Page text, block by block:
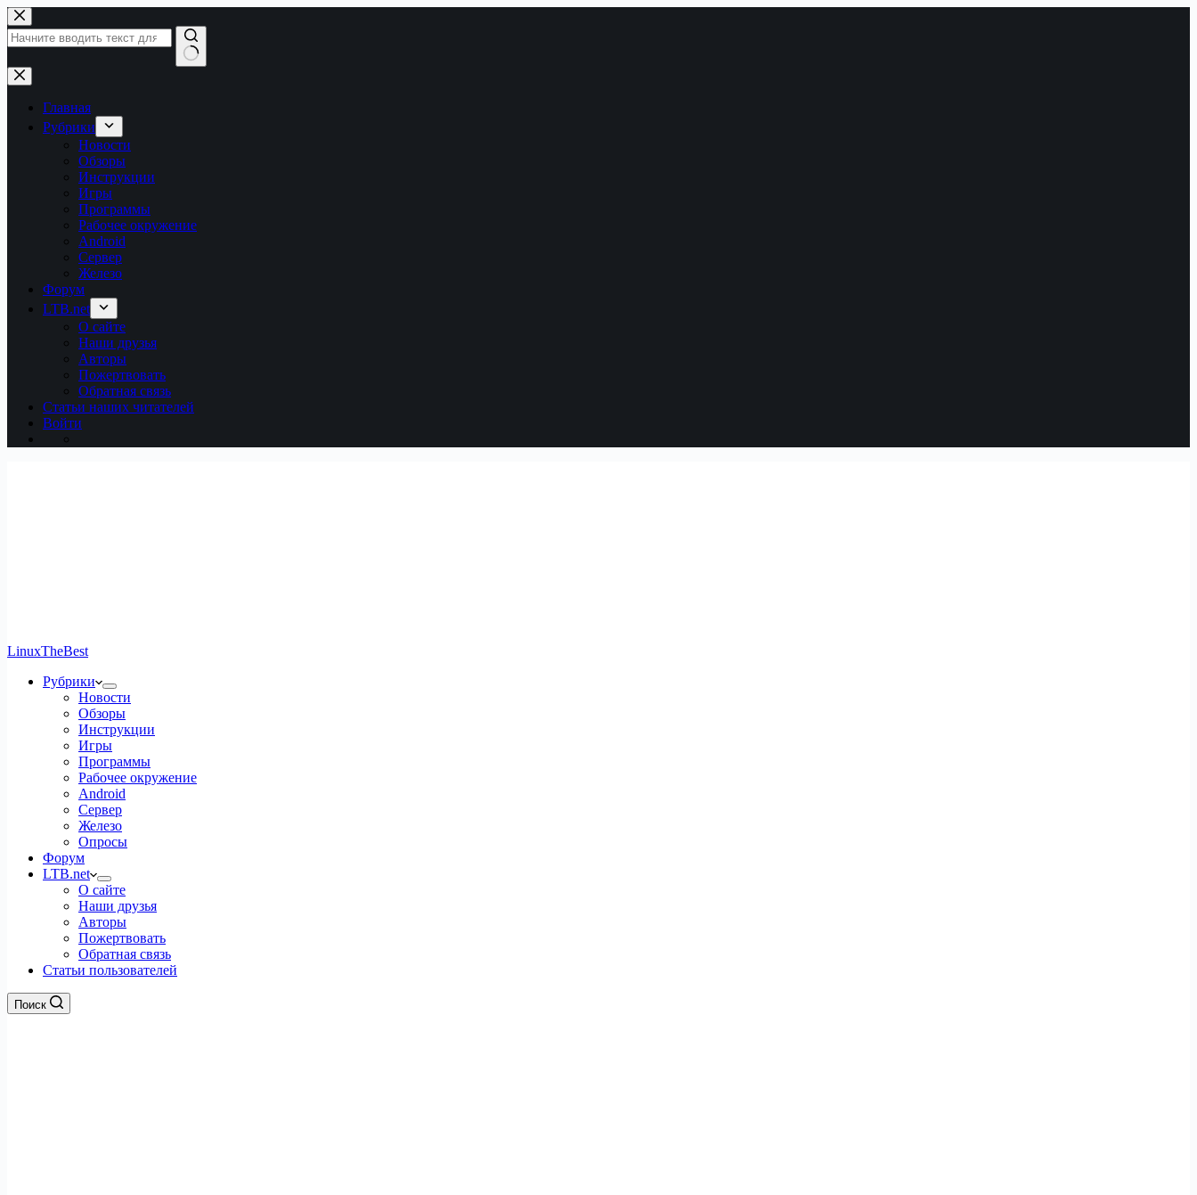
Перейти
к
сути
Ничего
не
найденоГлавная
Рубрики
Новости
Обзоры
Инструкции
Игры
Программы
Рабочее окружение
Android
Сервер
Железо
Форум
LTB.net
О сайте
Наши друзья
Авторы
Пожертвовать
Обратная связь
Статьи наших читателей
Войти
LinuxTheBest
Рубрики
Новости
Обзоры
Инструкции
Игры
Программы
Рабочее окружение
Android
Сервер
Железо
Опросы
Форум
LTB.net
О сайте
Наши друзья
Авторы
Пожертвовать
Обратная связь
Статьи пользователей
Поиск